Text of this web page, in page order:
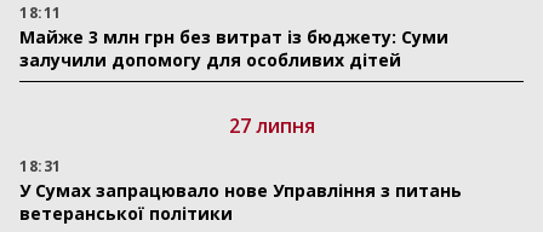
18:11
Майже 3 млн грн без витрат із бюджету: Суми
залучили допомогу для особливих дітей
27 липня
18:31
У Сумах запрацювало нове Управління з питань
ветеранської політики